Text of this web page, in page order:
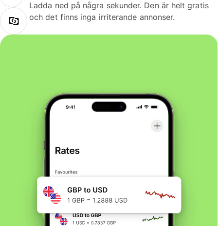
Ladda ned på några sekunder. Den är helt gratis
och det finns inga irriterande annonser.